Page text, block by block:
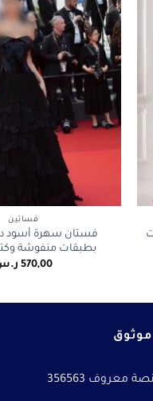
فساتين
فستان سهرة أسود
بطبقات منفوشة
570,00
معروف 356563